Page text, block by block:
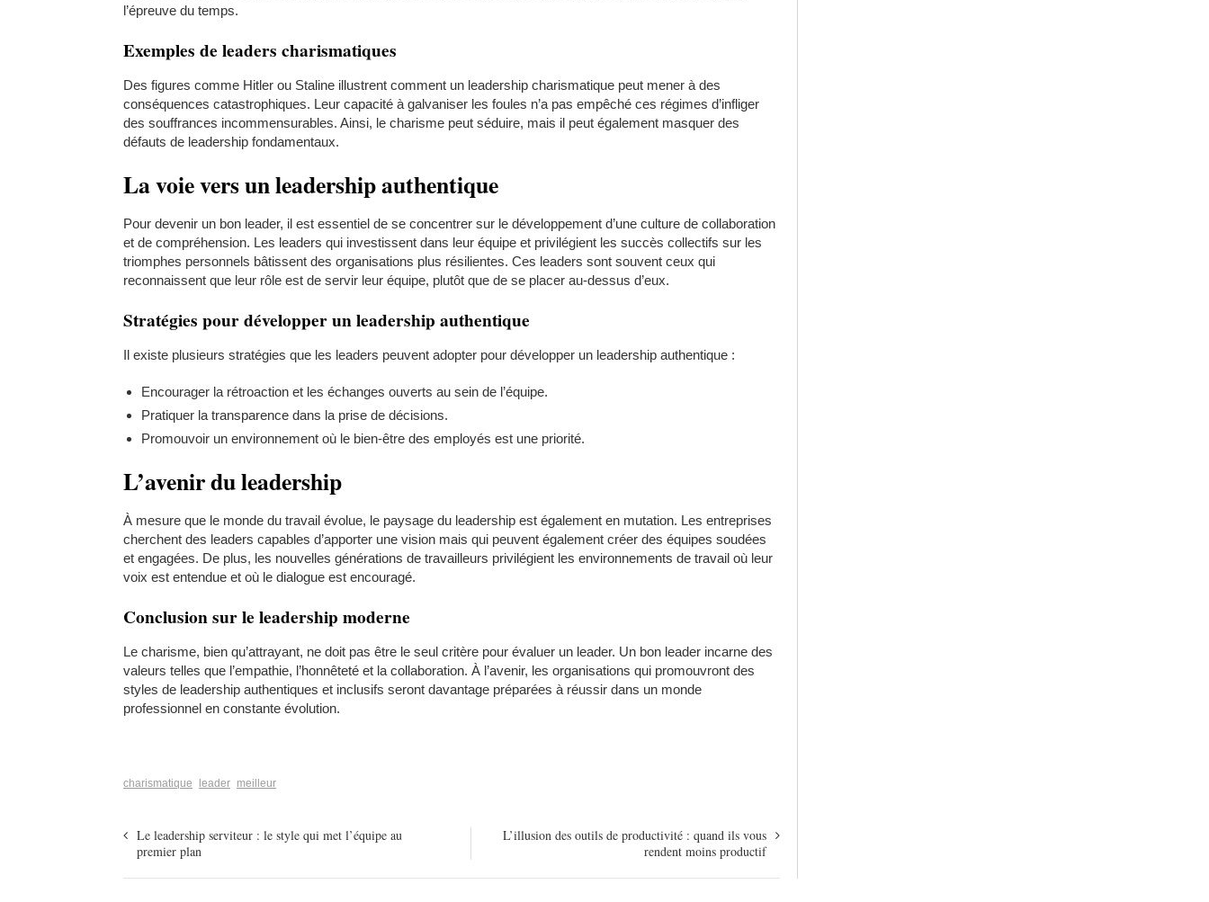
l’épreuve du temps.
Exemples de leaders charismatiques
Des figures comme Hitler ou Staline illustrent comment un leadership charismatique peut mener à des
conséquences catastrophiques. Leur capacité à galvaniser les foules n’a pas empêché ces régimes d’infliger
des souffrances incommensurables. Ainsi, le charisme peut séduire, mais il peut également masquer des
défauts de leadership fondamentaux.
La voie vers un leadership authentique
Pour devenir un bon leader, il est essentiel de se concentrer sur le développement d’une culture de collaboration
et de compréhension. Les leaders qui investissent dans leur équipe et privilégient les succès collectifs sur les
triomphes personnels bâtissent des organisations plus résilientes. Ces leaders sont souvent ceux qui
reconnaissent que leur rôle est de servir leur équipe, plutôt que de se placer au-dessus d’eux.
Stratégies pour développer un leadership authentique
Il existe plusieurs stratégies que les leaders peuvent adopter pour développer un leadership authentique :
Encourager la rétroaction et les échanges ouverts au sein de l’équipe.
Pratiquer la transparence dans la prise de décisions.
Promouvoir un environnement où le bien-être des employés est une priorité.
L’avenir du leadership
À mesure que le monde du travail évolue, le paysage du leadership est également en mutation. Les entreprises
cherchent des leaders capables d’apporter une vision mais qui peuvent également créer des équipes soudées
et engagées. De plus, les nouvelles générations de travailleurs privilégient les environnements de travail où leur
voix est entendue et où le dialogue est encouragé.
Conclusion sur le leadership moderne
Le charisme, bien qu’attrayant, ne doit pas être le seul critère pour évaluer un leader. Un bon leader incarne des
valeurs telles que l’empathie, l’honnêteté et la collaboration. À l’avenir, les organisations qui promouvront des
styles de leadership authentiques et inclusifs seront davantage préparées à réussir dans un monde
professionnel en constante évolution.
charismatique leader meilleur
Le leadership serviteur : le style qui met l’équipe au
premier plan
L’illusion des outils de productivité : quand ils vous
rendent moins productif